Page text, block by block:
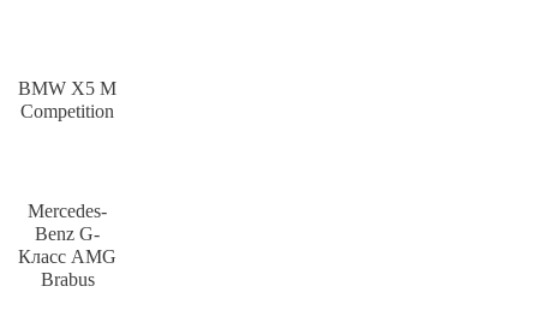
BMW X5 M
Competition
Mercedes-
Benz G-
Класс AMG
Brabus